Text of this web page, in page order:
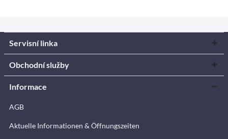
Servisní linka
Obchodní služby
Informace
AGB
Aktuelle Informationen & Öffnungszeiten